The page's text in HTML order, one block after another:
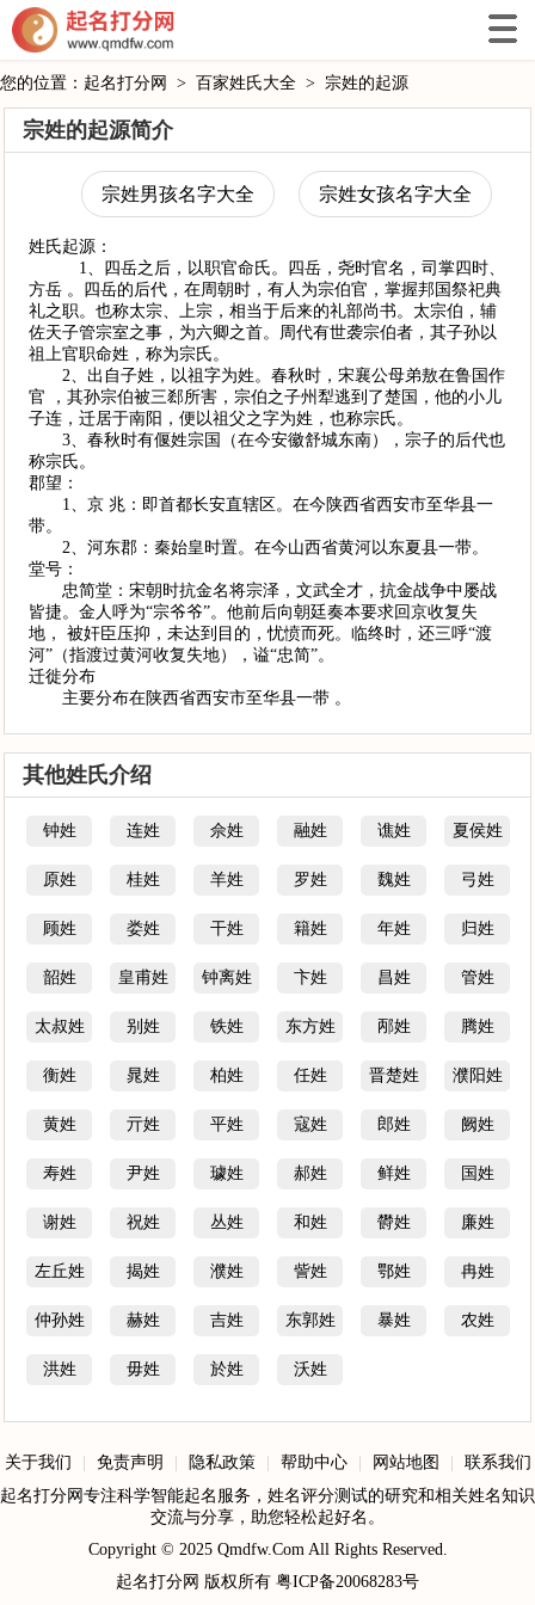
您的位置： 起名打分网 > 百家姓氏大全 > 宗姓的起源
宗姓的起源简介
宗姓男孩名字大全 宗姓女孩名字大全
姓氏起源：
1、四岳之后，以职官命氏。四岳，尧时官名，司掌四时、
方岳 。四岳的后代，在周朝时，有人为宗伯官，掌握邦国祭祀典
礼之职。也称太宗、上宗，相当于后来的礼部尚书。太宗伯，辅
佐天子管宗室之事，为六卿之首。周代有世袭宗伯者，其子孙以
祖上官职命姓，称为宗氏。
2、出自子姓，以祖字为姓。春秋时，宋襄公母弟敖在鲁国作
官 ，其孙宗伯被三郄所害，宗伯之子州犁逃到了楚国，他的小儿
子连，迁居于南阳，便以祖父之字为姓，也称宗氏。
3、春秋时有偃姓宗国（在今安徽舒城东南），宗子的后代也
称宗氏。
郡望：
1、京 兆：即首都长安直辖区。在今陕西省西安市至华县一
带。
2、河东郡：秦始皇时置。在今山西省黄河以东夏县一带。
堂号：
忠简堂：宋朝时抗金名将宗泽，文武全才，抗金战争中屡战
皆捷。金人呼为“宗爷爷”。他前后向朝廷奏本要求回京收复失
地， 被奸臣压抑，未达到目的，忧愤而死。临终时，还三呼“渡
河”（指渡过黄河收复失地），谥“忠简”。
迁徙分布
主要分布在陕西省西安市至华县一带 。
其他姓氏介绍
钟姓 连姓 佘姓 融姓 谯姓 夏侯姓
原姓 桂姓 羊姓 罗姓 魏姓 弓姓
顾姓 娄姓 干姓 籍姓 年姓 归姓
韶姓 皇甫姓 钟离姓 卞姓 昌姓 管姓
太叔姓 别姓 铁姓 东方姓 邴姓 腾姓
衡姓 晁姓 柏姓 任姓 晋楚姓 濮阳姓
黄姓 亓姓 平姓 寇姓 郎姓 阙姓
寿姓 尹姓 璩姓 郝姓 鲜姓 国姓
谢姓 祝姓 丛姓 和姓 欎姓 廉姓
左丘姓 揭姓 濮姓 訾姓 鄂姓 冉姓
仲孙姓 赫姓 吉姓 东郭姓 暴姓 农姓
洪姓 毋姓 於姓 沃姓
关于我们 免责声明 隐私政策 帮助中心 网站地图
联系我们
起名打分网专注科学智能起名服务，姓名评分测试的研究和相关姓名知识
交流与分享，助您轻松起好名。
Copyright © 2025 Qmdfw.ComAll Rights Reserved.
起名打分网 版权所有 粤ICP备20068283号